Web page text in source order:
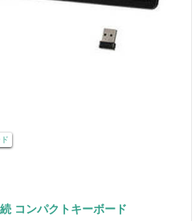
コンパクトキーボード